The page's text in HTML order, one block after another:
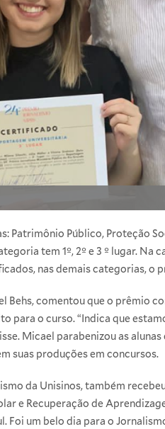
Público, Proteção
tem 1º, 2º e 3 º lugar.
nas demais categorias, o
Behs, comentou que o prêmio
para o curso. “Indica que
Micael parabenizou as
suas produções em concursos.
da Unisinos, também
e Recuperação de
Foi um belo dia para o